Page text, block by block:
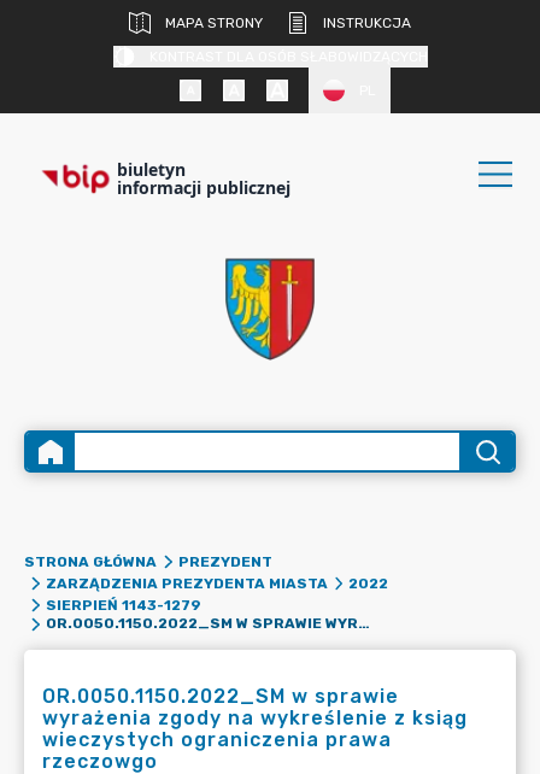
MAPA STRONY
INSTRUKCJA
biuletyn
informacji publicznej
STRONA GŁÓWNA
PREZYDENT
ZARZĄDZENIA PREZYDENTA MIASTA
2022
SIERPIEŃ 1143-1279
OR.0050.1150.2022_SM W SPRAWIE WYRAŻENIA ZGODY NA WYKREŚLENIE Z KSIĄG WIECZYSTYCH OGRANICZENIA PRAWA RZECZOWGO
OR.0050.1150.2022_SM w sprawie
wyrażenia zgody na wykreślenie z ksiąg
wieczystych ograniczenia prawa
rzeczowgo